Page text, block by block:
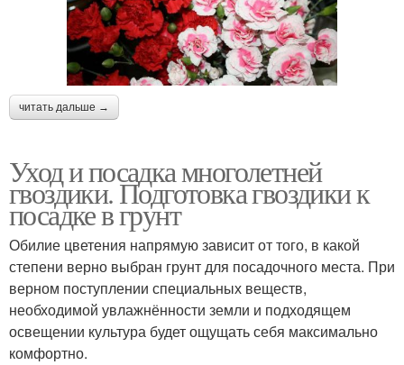
читать дальше →
Уход и посадка многолетней
гвоздики. Подготовка гвоздики к
посадке в грунт
Обилие цветения напрямую зависит от того, в какой
степени верно выбран грунт для посадочного места. При
верном поступлении специальных веществ,
необходимой увлажнённости земли и подходящем
освещении культура будет ощущать себя максимально
комфортно.